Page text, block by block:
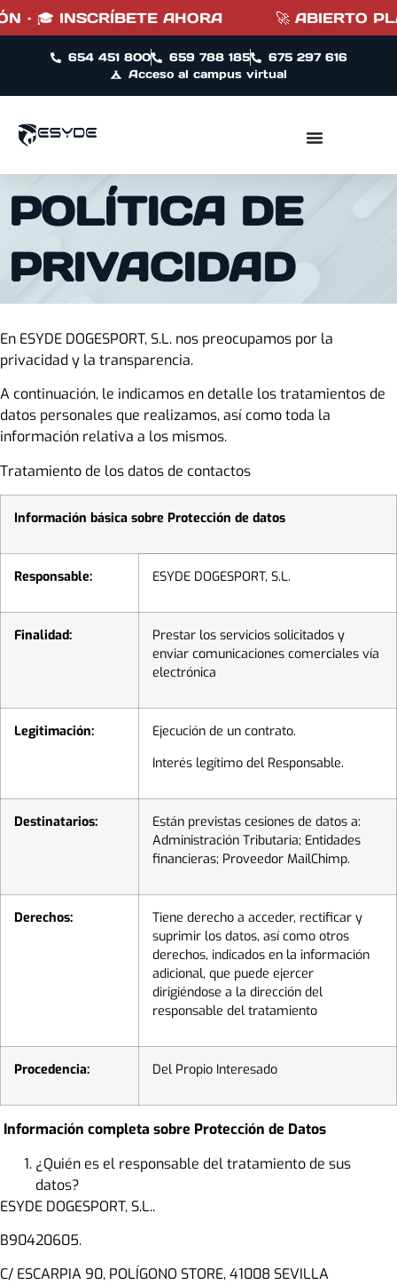
🎓 INSCRÍBETE AHORA 🚀 ABIERTO
654 451 800 659 788 185
675 297 616
Acceso al campus virtual
POLÍTICA DE
PRIVACIDAD
En ESYDE DOGESPORT, S.L. nos preocupamos por la
privacidad y la transparencia.
A continuación, le indicamos en detalle los tratamientos de
datos personales que realizamos, así como toda la
información relativa a los mismos.
Tratamiento de los datos de contactos
Información básica sobre Protección de datos
Responsable: ESYDE DOGESPORT, S.L.
Finalidad:
Prestar los servicios solicitados y
enviar comunicaciones comerciales vía
electrónica
Legitimación:
Ejecución de un contrato.
Interés legítimo del Responsable.
Destinatarios:
Están previstas cesiones de datos a:
Administración Tributaria; Entidades
financieras; Proveedor MailChimp.
Derechos:
Tiene derecho a acceder, rectificar y
suprimir los datos, así como otros
derechos, indicados en la información
adicional, que puede ejercer
dirigiéndose a la dirección del
responsable del tratamiento
Procedencia: Del Propio Interesado
Información completa sobre Protección de Datos
¿Quién es el responsable del tratamiento de sus
datos?
ESYDE DOGESPORT, S.L..
B90420605.
C/ ESCARPIA 90, POLÍGONO STORE, 41008 SEVILLA